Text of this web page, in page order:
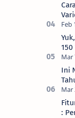
150
Ini
: